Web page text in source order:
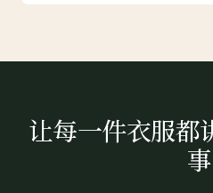
让每一件衣服都
事